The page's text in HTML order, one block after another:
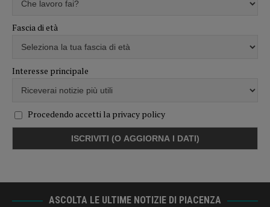
Fascia di età
Interesse principale
Procedendo accetti la privacy policy
ASCOLTA LE ULTIME NOTIZIE DI PIACENZA